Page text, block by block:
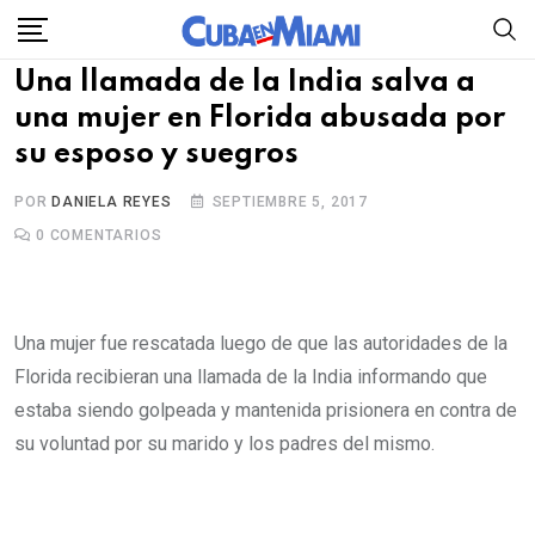
Skip
content
Una llamada de la India salva a
una mujer en Florida abusada por
su esposo y suegros
POR DANIELA REYES
SEPTIEMBRE 5, 2017
0 COMENTARIOS
Una mujer fue rescatada luego de que las autoridades de la
Florida recibieran una llamada de la India informando que
estaba siendo golpeada y mantenida prisionera en contra de
su voluntad por su marido y los padres del mismo.